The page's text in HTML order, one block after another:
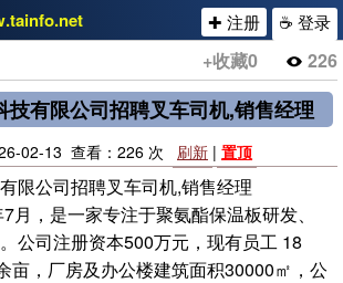
☕ 登录
✚ 注册
+收藏0 226
技有限公司招聘叉车司机,销售经理
02-13 查看：226 次 刷新 | 置顶
限公司招聘叉车司机,销售经理
月，是一家专注于聚氨酯保温板研发、
公司注册资本500万元，现有员工 18
亩，厂房及办公楼建筑面积30000㎡，公